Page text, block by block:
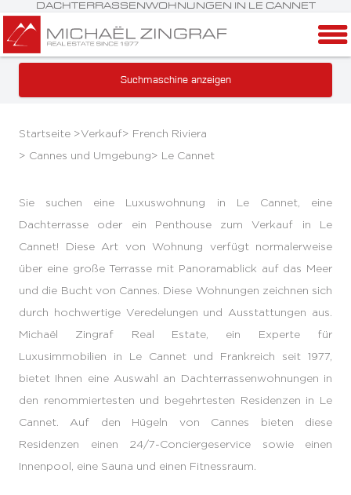
DACHTERRASSENWOHNUNGEN IN LE CANNET
Suchmaschine anzeigen
Startseite >Verkauf> French Riviera
> Cannes und Umgebung> Le Cannet
Sie suchen eine Luxuswohnung in Le Cannet, eine
Dachterrasse oder ein Penthouse zum Verkauf in Le
Cannet! Diese Art von Wohnung verfügt normalerweise
über eine große Terrasse mit Panoramablick auf das Meer
und die Bucht von Cannes. Diese Wohnungen zeichnen sich
durch hochwertige Veredelungen und Ausstattungen aus.
Michaël Zingraf Real Estate, ein Experte für
Luxusimmobilien in Le Cannet und Frankreich seit 1977,
bietet Ihnen eine Auswahl an Dachterrassenwohnungen in
den renommiertesten und begehrtesten Residenzen in Le
Cannet. Auf den Hügeln von Cannes bieten diese
Residenzen einen 24/7-Conciergeservice sowie einen
Innenpool, eine Sauna und einen Fitnessraum.